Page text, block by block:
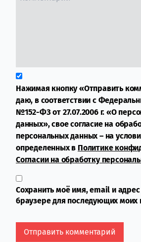
Нажимая кнопку «Отправить
даю, в соответствии с
№152-ФЗ от 27.07.2006 г. «О
данных», свое согласие на
персональных данных – на
определенных в Политике
Согласии на обработку
Сохранить моё имя, email и адрес
браузере для последующих моих